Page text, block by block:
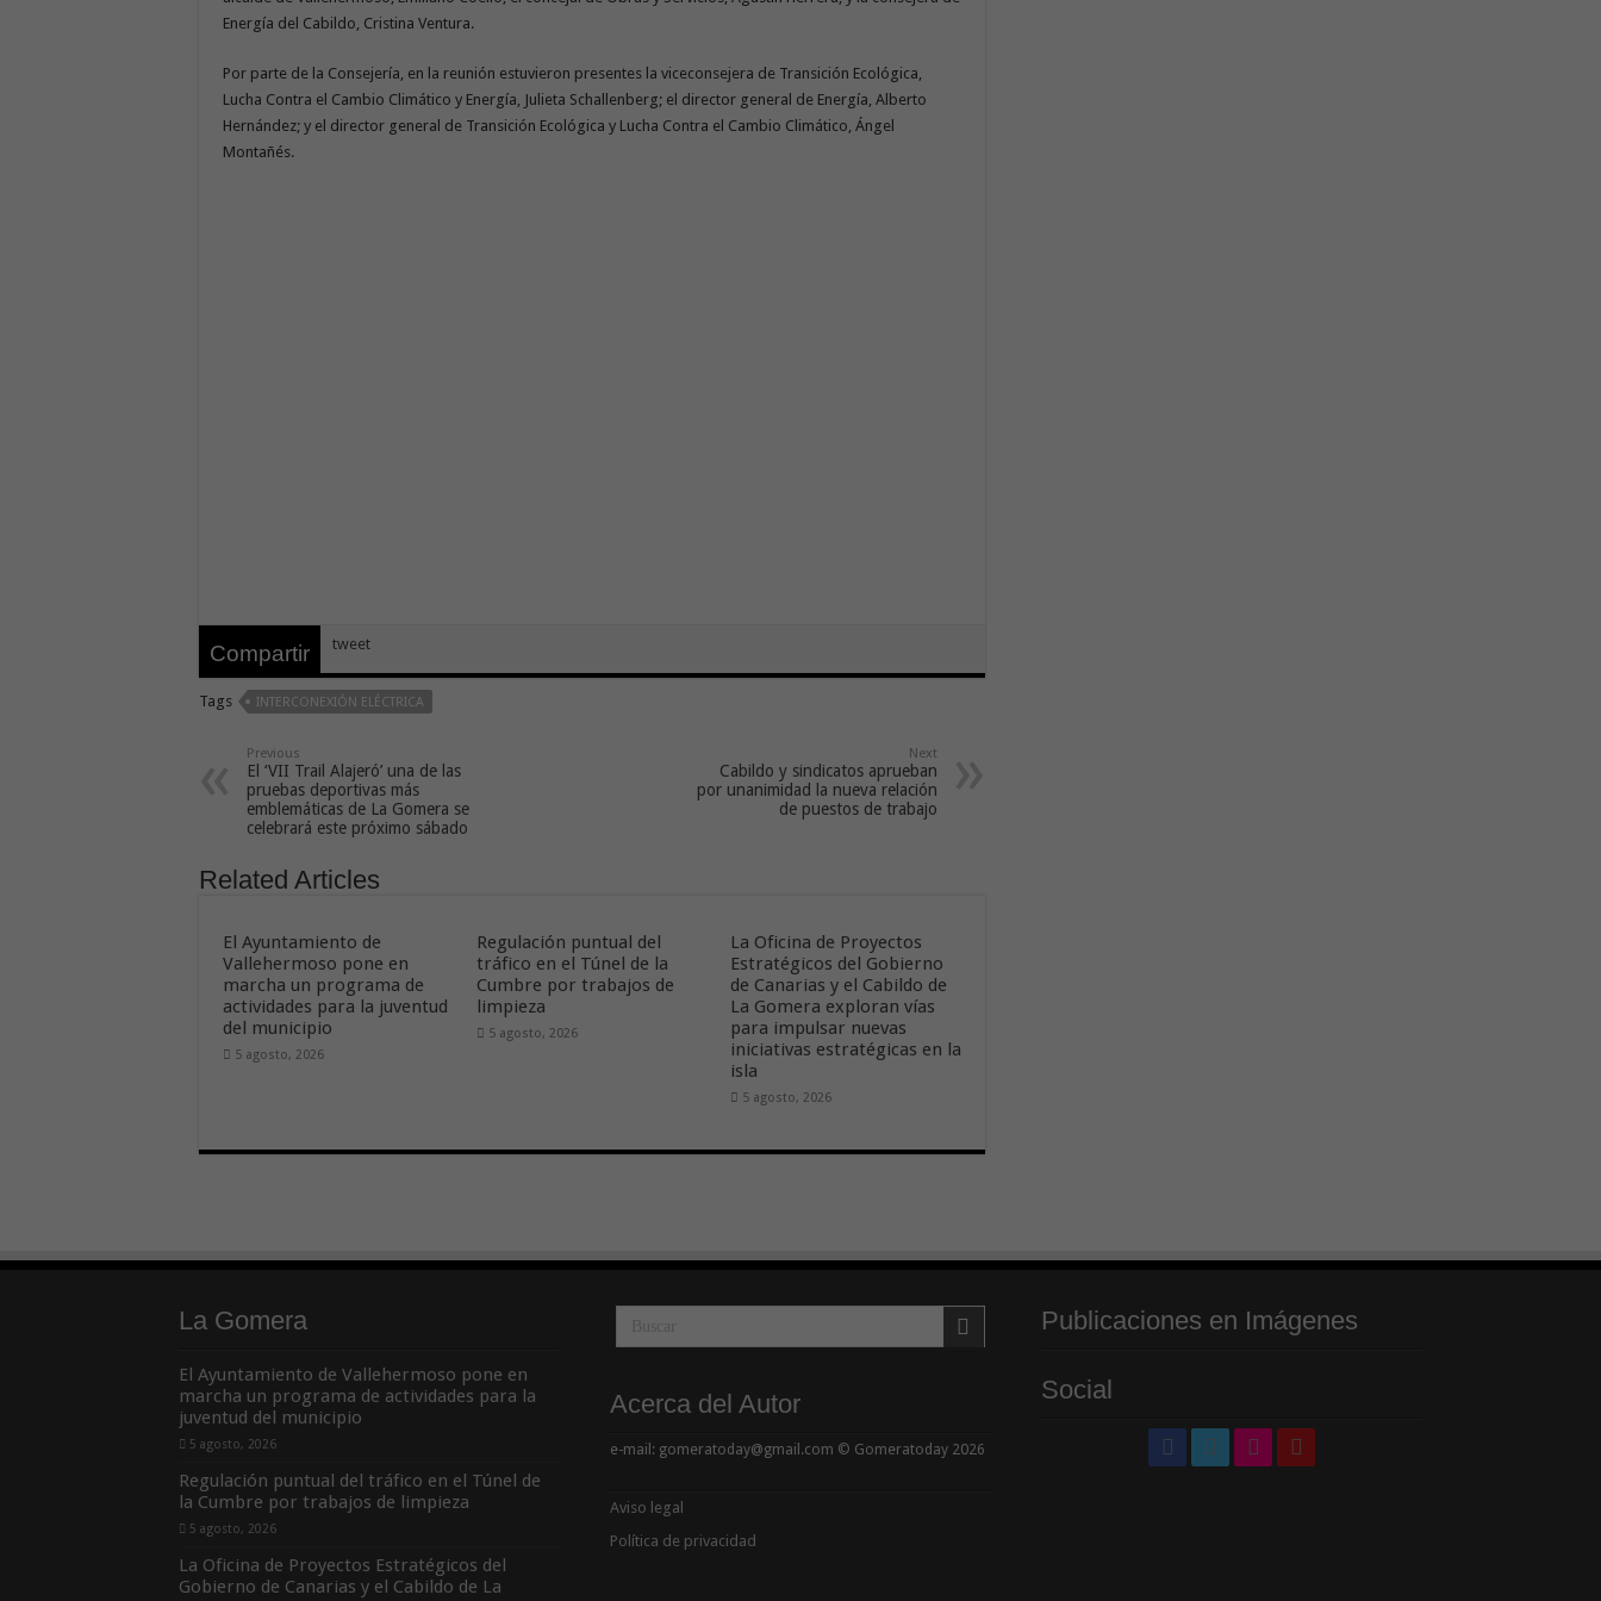
Energía del Cabildo, Cristina Ventura.
Por parte de la Consejería, en la reunión estuvieron presentes la viceconsejera de Transición Ecológica,
Lucha Contra el Cambio Climático y Energía, Julieta Schallenberg; el director general de Energía, Alberto
Hernández; y el director general de Transición Ecológica y Lucha Contra el Cambio Climático, Ángel
Montañés.
Compartir tweet
Tags INTERCONEXIÓN ELÉCTRICA
Previous
El ‘VII Trail Alajeró’ una de las
pruebas deportivas más
emblemáticas de La Gomera se
celebrará este próximo sábado
Next
Cabildo y sindicatos aprueban
por unanimidad la nueva relación
de puestos de trabajo
Related Articles
El Ayuntamiento de
Vallehermoso pone en
marcha un programa de
actividades para la juventud
del municipio
5 agosto, 2026
Regulación puntual del
tráfico en el Túnel de la
Cumbre por trabajos de
limpieza
5 agosto, 2026
La Oficina de Proyectos
Estratégicos del Gobierno
de Canarias y el Cabildo de
La Gomera exploran vías
para impulsar nuevas
iniciativas estratégicas en la
isla
5 agosto, 2026
La Gomera
El Ayuntamiento de Vallehermoso pone en
marcha un programa de actividades para la
juventud del municipio
5 agosto, 2026
Regulación puntual del tráfico en el Túnel de
la Cumbre por trabajos de limpieza
5 agosto, 2026
La Oficina de Proyectos Estratégicos del
Gobierno de Canarias y el Cabildo de La
Acerca del Autor
e-mail: gomeratoday@gmail.com © Gomeratoday 2026
Aviso legal
Política de privacidad
Publicaciones en Imágenes
Social